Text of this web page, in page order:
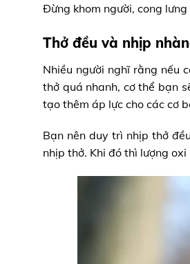
Đừng khom người, cong
Thở đều và nhịp
Nhiều người nghĩ rằng nếu
thở quá nhanh, cơ thể bạn
tạo thêm áp lực cho các cơ
Bạn nên duy trì nhịp thở
nhịp thở. Khi đó thì lượng